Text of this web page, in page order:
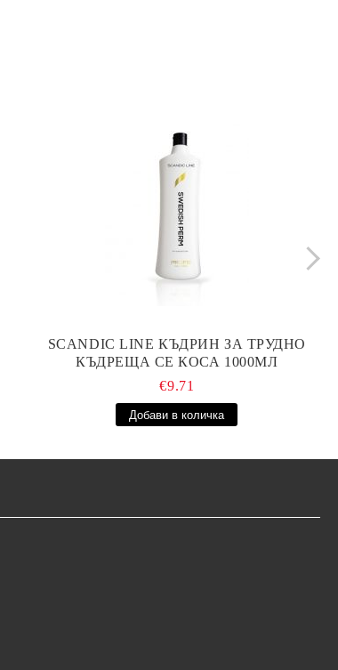
SCANDIC LINE КЪДРИН ЗА ТРУДНО
КЪДРЕЩА СЕ КОСА 1000МЛ
€9.71